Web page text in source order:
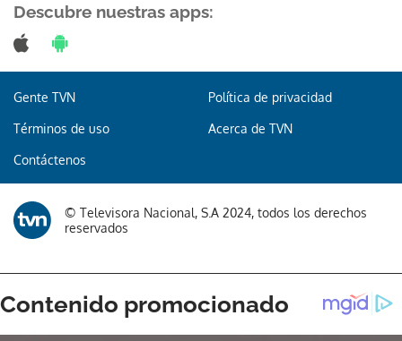
Descubre nuestras apps:
Gente TVN Política de privacidad
Términos de uso Acerca de TVN
Contáctenos
© Televisora Nacional, S.A 2024, todos los derechos
reservados